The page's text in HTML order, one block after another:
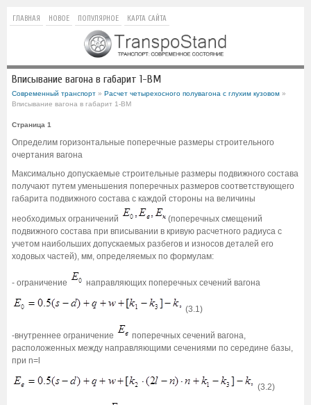
ГЛАВНАЯ НОВОЕ ПОПУЛЯРНОЕ КАРТА САЙТА
Вписывание вагона в габарит 1-ВМ
Современный транспорт » Расчет четырехосного полувагона с глухим кузовом »
Вписывание вагона в габарит 1-ВМ
Страница 1
Определим горизонтальные поперечные размеры строительного
очертания вагона
Максимально допускаемые строительные размеры подвижного состава
получают путем уменьшения поперечных размеров соответствующего
габарита подвижного состава с каждой стороны на величины
необходимых ограничений
(поперечных смещений
подвижного состава при вписывании в кривую расчетного радиуса с
учетом наибольших допускаемых разбегов и износов деталей его
ходовых частей), мм, определяемых по формулам:
- ограничение направляющих поперечных сечений вагона
(3.1)
-внутреннее ограничение
поперечных сечений вагона,
расположенных между направляющими сечениями по середине базы,
при n=l
(3.2)